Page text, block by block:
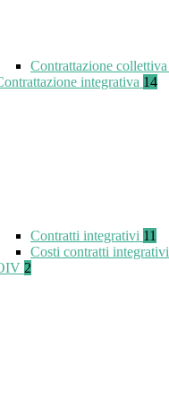
Contrattazione collettiva
integrativa 14
Contratti integrativi 11
Costi contratti integrativi
2